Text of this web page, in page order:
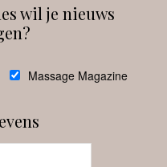
wil je nieuws
Massage Magazine